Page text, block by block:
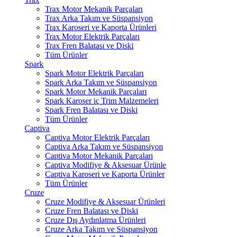
Trax Motor Mekanik Parçaları
Trax Arka Takım ve Süspansiyon
Trax Karoseri ve Kaporta Ürünleri
Trax Motor Elektrik Parçaları
Trax Fren Balatası ve Diski
Tüm Ürünler
Spark
Spark Motor Elektrik Parçaları
Spark Arka Takım ve Süspansiyon
Spark Motor Mekanik Parçaları
Spark Karoser iç Trim Malzemeleri
Spark Fren Balatası ve Diski
Tüm Ürünler
Captiva
Captiva Motor Elektrik Parçaları
Captiva Arka Takım ve Süspansiyon
Captiva Motor Mekanik Parçaları
Captiva Modifiye & Aksesuar Ürünle
Captiva Karoseri ve Kaporta Ürünler
Tüm Ürünler
Cruze
Cruze Modifiye & Aksesuar Ürünleri
Cruze Fren Balatası ve Diski
Cruze Dış Aydınlatma Ürünleri
Cruze Arka Takım ve Süspansiyon